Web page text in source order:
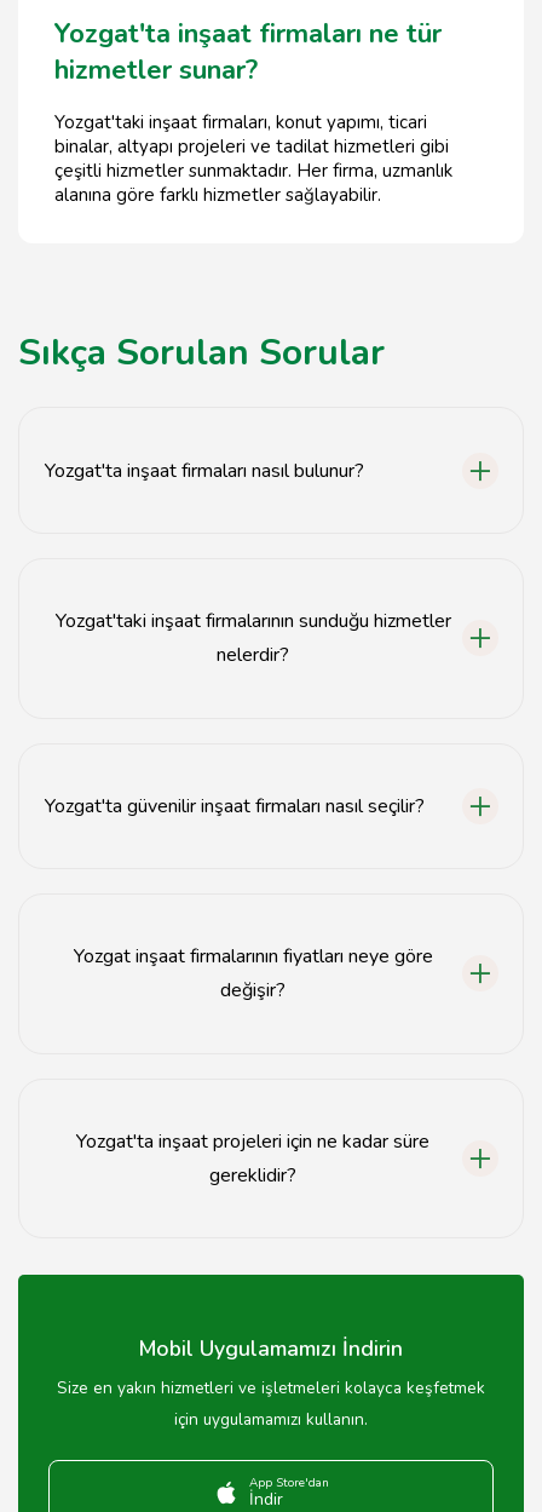
Yozgat'ta inşaat firmaları ne tür
hizmetler sunar?
Yozgat'taki inşaat firmaları, konut yapımı, ticari
binalar, altyapı projeleri ve tadilat hizmetleri gibi
çeşitli hizmetler sunmaktadır. Her firma, uzmanlık
alanına göre farklı hizmetler sağlayabilir.
Sıkça Sorulan Sorular
Yozgat'ta inşaat firmaları nasıl bulunur?
Yozgat'taki inşaat firmalarının sunduğu hizmetler
nelerdir?
Yozgat'ta güvenilir inşaat firmaları nasıl seçilir?
Yozgat inşaat firmalarının fiyatları neye göre
değişir?
Yozgat'ta inşaat projeleri için ne kadar süre
gereklidir?
olarak birkaç aydan bir yıla kadar değişebilir.
Mobil Uygulamamızı İndirin
Size en yakın hizmetleri ve işletmeleri kolayca keşfetmek
için uygulamamızı kullanın.
App Store'dan
İndir